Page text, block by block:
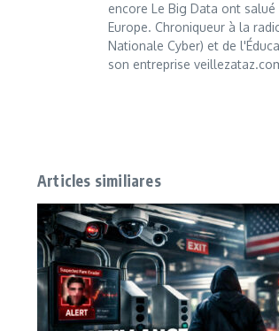
encore Le Big Data ont
Europe. Chroniqueur à la
Nationale Cyber) et de
son entreprise
Articles similiares